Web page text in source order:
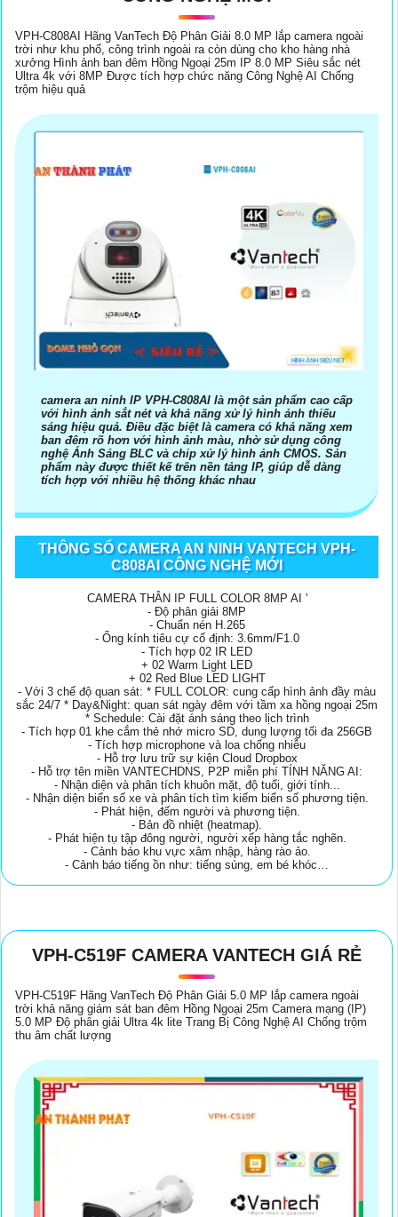
VPH-C808AI Hãng VanTech Độ Phân Giải 8.0 MP lắp camera ngoài
trời như khu phố, công trình ngoài ra còn dùng cho kho hàng nhà
xưởng Hình ảnh ban đêm Hồng Ngoại 25m IP 8.0 MP Siêu sắc nét
Ultra 4k với 8MP Được tích hợp chức năng Công Nghệ AI Chống
trộm hiệu quả
camera an ninh IP VPH-C808AI là một sản phẩm cao cấp
với hình ảnh sắt nét và khả năng xử lý hình ảnh thiếu
sáng hiệu quả. Điều đặc biệt là camera có khả năng xem
ban đêm rõ hơn với hình ảnh màu, nhờ sử dụng công
nghệ Ánh Sáng BLC và chip xử lý hình ảnh CMOS. Sản
phẩm này được thiết kế trên nền tảng IP, giúp dễ dàng
tích hợp với nhiều hệ thống khác nhau
THÔNG SỐ CAMERA AN NINH VANTECH VPH-
C808AI CÔNG NGHỆ MỚI
CAMERA THÂN IP FULL COLOR 8MP AI '
- Độ phân giải 8MP
- Chuẩn nén H.265
- Ống kính tiêu cự cố định: 3.6mm/F1.0
- Tích hợp 02 IR LED
+ 02 Warm Light LED
+ 02 Red Blue LED LIGHT
- Với 3 chế độ quan sát: * FULL COLOR: cung cấp hình ảnh đầy màu
sắc 24/7 * Day&Night: quan sát ngày đêm với tầm xa hồng ngoại 25m
* Schedule: Cài đặt ánh sáng theo lịch trình
- Tích hợp 01 khe cắm thẻ nhớ micro SD, dung lượng tối đa 256GB
- Tích hợp microphone và loa chống nhiễu
- Hỗ trợ lưu trữ sự kiện Cloud Dropbox
- Hỗ trợ tên miền VANTECHDNS, P2P miễn phí TÍNH NĂNG AI:
- Nhận diện và phân tích khuôn mặt, độ tuổi, giới tính...
- Nhận diện biển số xe và phân tích tìm kiếm biển số phương tiện.
- Phát hiện, đếm người và phương tiện.
- Bản đồ nhiệt (heatmap).
- Phát hiện tụ tập đông người, người xếp hàng tắc nghẽn.
- Cảnh báo khu vực xâm nhập, hàng rào ảo.
- Cảnh báo tiếng ồn như: tiếng súng, em bé khóc…
VPH-C519F CAMERA VANTECH GIÁ RẺ
VPH-C519F Hãng VanTech Độ Phân Giải 5.0 MP lắp camera ngoài
trời khả năng giám sát ban đêm Hồng Ngoại 25m Camera mạng (IP)
5.0 MP Độ phân giải Ultra 4k lite Trang Bị Công Nghệ AI Chống trộm
thu âm chất lượng